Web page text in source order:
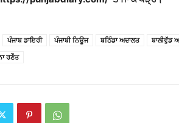
ਪੰਜਾਬ ਡਾਇਰੀ ਪੰਜਾਬੀ ਨਿਊਜ ਬਠਿੰਡਾ ਅਦਾਲਤ ਬਾਲੀਵੁੱਡ
ਰਣੌਤ